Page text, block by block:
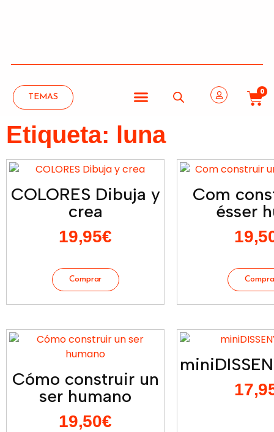
TEMAS
0
Etiqueta: luna
COLORES Dibuja y
crea
19,95€
Com
ésser
Cómo construir un
ser humano
19,50€